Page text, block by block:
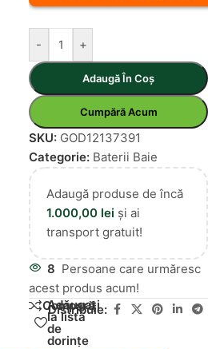
- +
Adaugă În Coș
Cumpără Acum
SKU: GOD12137391
Categorie: Baterii Baie
Adaugă produse de încă
1.000,00 lei și ai
transport gratuit!
8 Persoane care urmăresc
acest produs acum!
Compară
Adăugați
la lista
de
dorințe
Distribuie: